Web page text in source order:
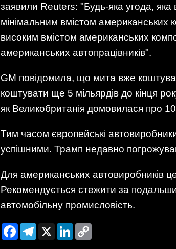
заявили Reuters: "Будь-яка угода,
мінімальним вмістом американських
високим вмістом американських
американських автопрацівників".
GM повідомила, що мита вже
коштувати ще 5 мільярдів до кінця
як Великобританія домовилася про
Тим часом європейські
успішними. Трамп недавно
Для американських автовиробників
Рекомендується стежити за
автомобільну промисловість.
FacebookTelegram
X LinkedIn